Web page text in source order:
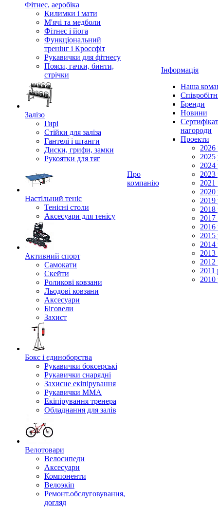
Фітнес, аеробіка
Килимки і мати
М'ячі та медболи
Фітнес і йога
Функціональний
тренінг і Кроссфіт
Рукавички для фітнесу
Пояси, гачки, бинти,
стрічки
Залізо
Гирі
Стійки для заліза
Гантелі і штанги
Диски, грифи, замки
Рукоятки для тяг
Настільний теніс
Тенісні столи
Аксесуари для тенісу
Активний спорт
Самокати
Скейти
Роликові ковзани
Льодові ковзани
Аксесуари
Біговели
Захист
Бокс і єдиноборства
Рукавички боксерські
Рукавички снарядні
Захисне екіпірування
Рукавички ММА
Екіпірування тренера
Обладнання для залів
Велотовари
Велосипеди
Аксесуари
Компоненти
Велоэкіп
Ремонт.обслуговування,
догляд
Про
компанію
Інформація
Наша
Бренди
Новини
нагороди
Проекти
2026
2025
2024
2023
2021
2020
2019
2018
2017
2016
2015
2014
2013
2012
2011
2010